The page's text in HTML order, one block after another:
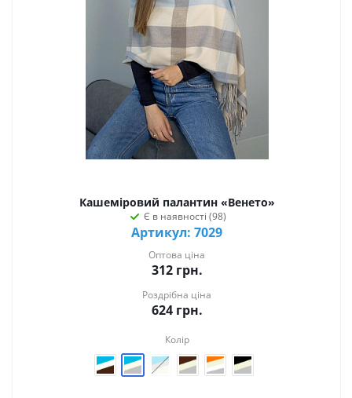
Кашеміровий палантин «Венето»
Є в наявності (98)
Артикул: 7029
Оптова ціна
312грн.
Роздрібна ціна
624грн.
Колір